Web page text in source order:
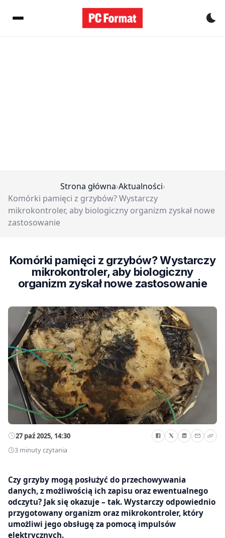
Strona główna›Aktualności›
Komórki pamięci z grzybów? Wystarczy
mikrokontroler, aby biologiczny organizm zyskał nowe
zastosowanie
Komórki pamięci z grzybów? Wystarczy
mikrokontroler, aby biologiczny
organizm zyskał nowe zastosowanie
27 paź 2025, 14:30
3 minuty czytania
Czy grzyby mogą posłużyć do przechowywania
danych, z możliwością ich zapisu oraz ewentualnego
odczytu? Jak się okazuje – tak. Wystarczy odpowiednio
przygotowany organizm oraz mikrokontroler, który
umożliwi jego obsługę za pomocą impulsów
elektrycznych.